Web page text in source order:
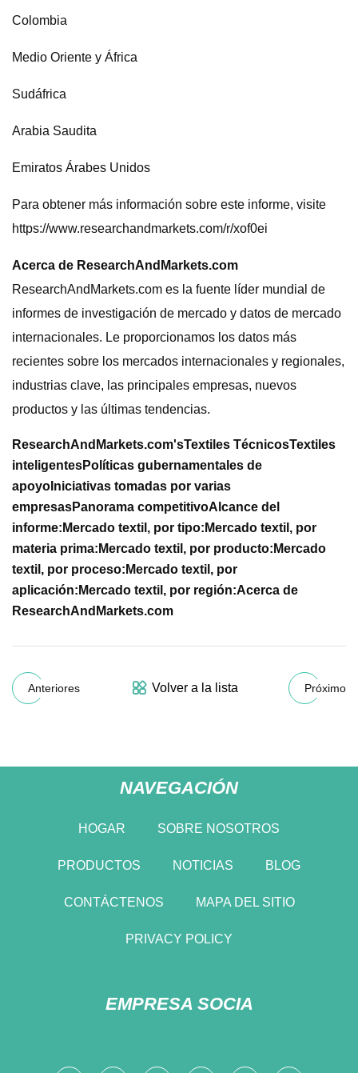
Colombia
Medio Oriente y África
Sudáfrica
Arabia Saudita
Emiratos Árabes Unidos
Para obtener más información sobre este informe, visite
https://www.researchandmarkets.com/r/xof0ei
Acerca de ResearchAndMarkets.com
ResearchAndMarkets.com es la fuente líder mundial de
informes de investigación de mercado y datos de mercado
internacionales. Le proporcionamos los datos más
recientes sobre los mercados internacionales y regionales,
industrias clave, las principales empresas, nuevos
productos y las últimas tendencias.
ResearchAndMarkets.com'sTextiles TécnicosTextiles
inteligentesPolíticas gubernamentales de
apoyo Iniciativas tomadas por varias
empresasPanorama competitivoAlcance del
informe: Mercado textil, por tipo: Mercado textil, por
materia prima: Mercado textil, por producto: Mercado
textil, por proceso: Mercado textil, por
aplicación: Mercado textil, por región:Acerca de
ResearchAndMarkets.com
Anteriores Volver a la lista Próximo
NAVEGACIÓN
HOGAR SOBRE NOSOTROS
PRODUCTOS NOTICIAS BLOG
CONTÁCTENOS MAPA DEL SITIO
PRIVACY POLICY
EMPRESA SOCIA